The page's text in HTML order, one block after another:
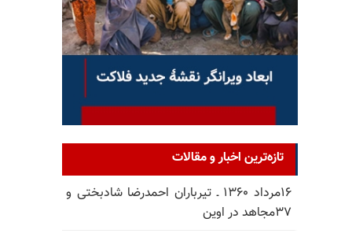
تازه‌ترین اخبار و مقالات
۱۶مرداد ۱۳۶۰ ـ تیرباران احمدرضا شادبختی و
۳۷مجاهد در اوین